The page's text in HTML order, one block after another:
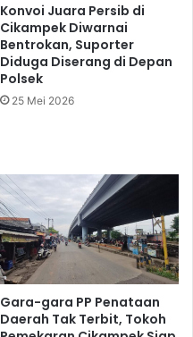
Konvoi Juara Persib di
Cikampek Diwarnai
Bentrokan, Suporter
Diduga Diserang di Depan
Polsek
25 Mei 2026
Gara-gara PP Penataan
Daerah Tak Terbit, Tokoh